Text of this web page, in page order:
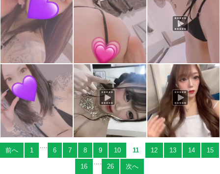
前へ 1 6 7 8 9 10 11 12 13 14 15
16 26 次へ